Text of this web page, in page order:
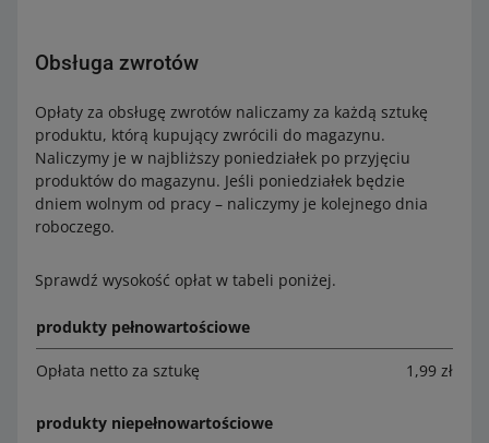
Obsługa zwrotów
Opłaty za obsługę zwrotów naliczamy za każdą sztukę
produktu, którą kupujący zwrócili do magazynu.
Naliczymy je w najbliższy poniedziałek po przyjęciu
produktów do magazynu. Jeśli poniedziałek będzie
dniem wolnym od pracy – naliczymy je kolejnego dnia
roboczego.
Sprawdź wysokość opłat w tabeli poniżej.
produkty pełnowartościowe
Opłata netto za sztukę 1,99 zł
produkty niepełnowartościowe